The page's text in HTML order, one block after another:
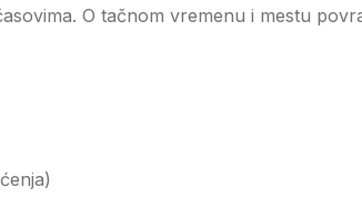
O tačnom vremenu i mestu